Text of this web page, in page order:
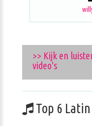
>> Kijk en
video's
Top 6